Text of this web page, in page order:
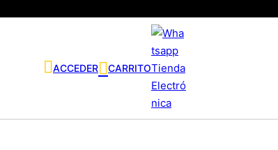
ACCEDER CARRITO